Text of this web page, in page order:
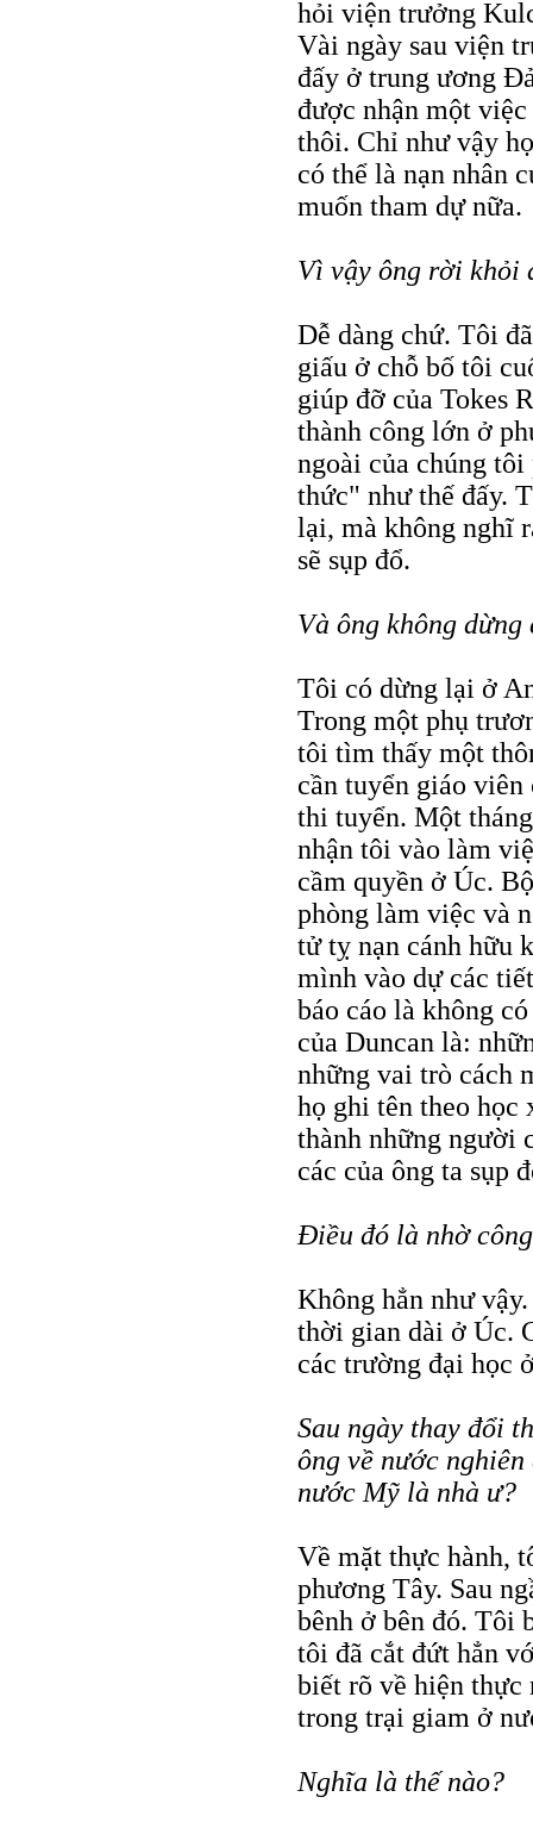
hỏi viện trưởng
Vài ngày sau viện
đấy ở trung ương
được nhận một
thôi. Chỉ như vậy
có thể là nạn nhân
muốn tham dự nữa.
Vì vậy ông rời khỏi
Dễ dàng chứ. Tôi
giấu ở chỗ bố tôi
giúp đỡ của Tokes
thành công lớn ở
ngoài của chúng
thức" như thế đấy.
lại, mà không nghĩ
sẽ sụp đổ.
Và ông không
Tôi có dừng lại ở
Trong một phụ
tôi tìm thấy một
cần tuyển giáo
thi tuyển. Một
nhận tôi vào làm
cầm quyền ở Úc.
phòng làm việc và
tử tỵ nạn cánh hữu
mình vào dự các
báo cáo là không
của Duncan là:
những vai trò cách
họ ghi tên theo học
thành những người
các của ông ta sụp
Ðiều đó là nhờ
Không hẳn như
thời gian dài ở Úc.
các trường đại học
Sau ngày thay đổi
ông về nước
nước Mỹ là nhà ư?
Về mặt thực hành,
phương Tây. Sau
bênh ở bên đó. Tôi
tôi đã cắt đứt hẳn
biết rõ về hiện thực
trong trại giam ở
Nghĩa là thế nào?